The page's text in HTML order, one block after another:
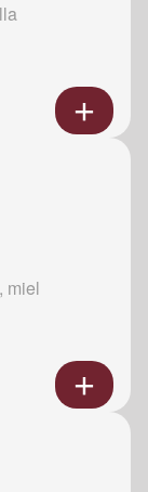
miel